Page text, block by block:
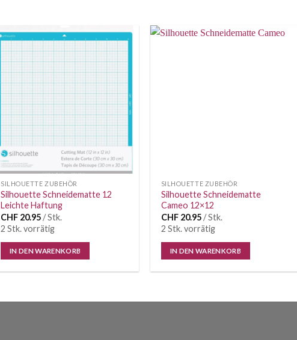
SILHOUETTE ZUBEHÖR
Silhouette Schneidematte 12
Leichte Haftung
CHF 20.95/ Stk.
2 Stk. vorrätig
IN DEN WARENKORB
SILHOUETTE ZUBEHÖR
Silhouette Schneidematte
Cameo 12×12
CHF20.95/ Stk.
2 Stk. vorrätig
IN DEN WARENKORB